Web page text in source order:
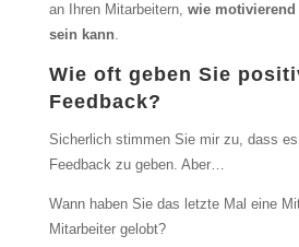
an Ihren Mitarbeitern, wie
sein kann.
Wie oft geben Sie
Feedback?
Sicherlich stimmen Sie mir zu, dass
Feedback zu geben. Aber…
Wann haben Sie das letzte Mal eine
Mitarbeiter gelobt?